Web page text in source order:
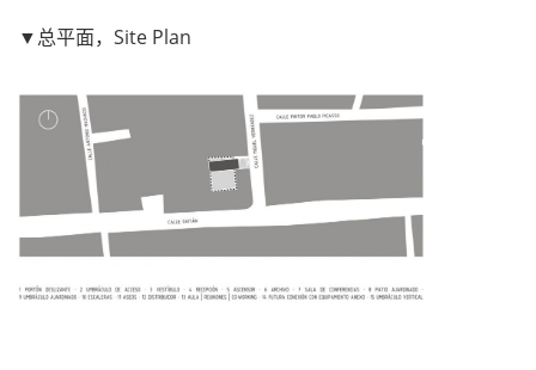
▼总平面，Site Plan